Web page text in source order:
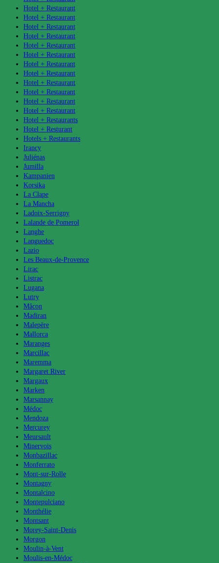
Hotel + Restaurant
Hotel + Restaurant
Hotel + Restaurant
Hotel + Restaurant
Hotel + Restaurant
Hotel + Restaurant
Hotel + Restaurant
Hotel + Restaurant
Hotel + Restaurant
Hotel + Restaurant
Hotel + Restaurant
Hotel + Restaurant
Hotel + Restaurants
Hotel + Resturant
Hotels + Restaurants
Irancy
Juliénas
Jumilla
Kampanien
Korsika
La Clape
La Mancha
Ladoix-Serrigny
Lalande de Pomerol
Langhe
Languedoc
Lazio
Les Beaux-de-Provence
Lirac
Listrac
Lugana
Lutry
Mâcon
Madiran
Malepère
Mallorca
Maranges
Marcillac
Maremma
Margaret River
Margaux
Marken
Marsannay
Médoc
Mendoza
Mercurey
Meursault
Minervois
Monbazillac
Monferrato
Mont-sur-Rolle
Montagny
Montalcino
Montepulciano
Monthélie
Montsant
Morey-Saint-Denis
Morgon
Moulin-à-Vent
Moulis-en-Médoc